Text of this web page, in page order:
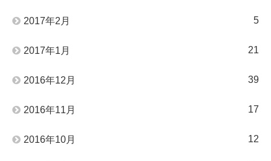
2017年2月 5
2017年1月 21
2016年12月 39
2016年11月 17
2016年10月 12